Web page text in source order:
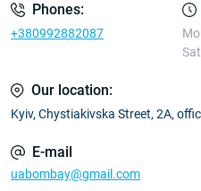
Phones:
+380992882087
Our location:
Kyiv, Chystiakivska Street, 2A,
E-mail
uabombay@gmail.com